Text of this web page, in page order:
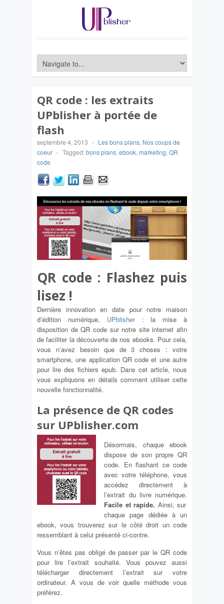
QR code : les extraits
UPblisher à portée de
flash
septembre 4, 2013 - Les bons plans, Nos coups de
coeur - Tagged:bons plans, ebook, marketing, QR
code
QR code : Flashez puis
lisez !
Dernière innovation en date pour notre maison
d’édition numérique, UPblisher: la mise à
disposition de QR code sur notre site internet afin
de faciliter la découverte de nos ebooks. Pour cela,
vous n’avez besoin que de 3 choses : votre
smartphone, une application QR code et une autre
pour lire des fichiers epub. Dans cet article, nous
vous expliquons en détails comment utiliser cette
nouvelle fonctionnalité.
La présence de QR codes
sur UPblisher.com
Désormais, chaque ebook
dispose de son propre QR
code. En flashant ce code
avec votre téléphone, vous
accédez directement à
l’extrait du livre numérique.
Facile et rapide. Ainsi, sur
chaque page dédiée à un
ebook, vous trouverez sur le côté droit un code
ressemblant à celui présenté ci-contre.
Vous n’êtes pas obligé de passer par le QR code
pour lire l’extrait souhaité. Vous pouvez aussi
télécharger directement l’extrait sur votre
ordinateur. A vous de voir quelle méthode vous
préférez.